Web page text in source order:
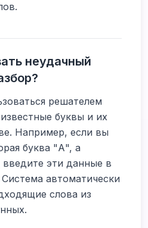
неудачный
решателем
буквы и их
Например, если вы
буква "А", а
эти данные в
автоматически
слова из